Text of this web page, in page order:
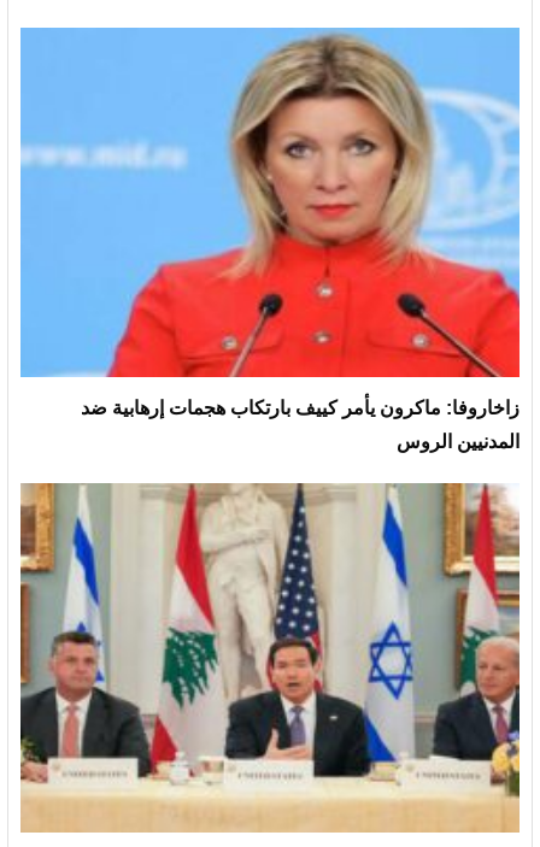
زاخاروفا: ماكرون يأمر كييف بارتكاب هجمات إرهابية ضد
المدنيين الروس